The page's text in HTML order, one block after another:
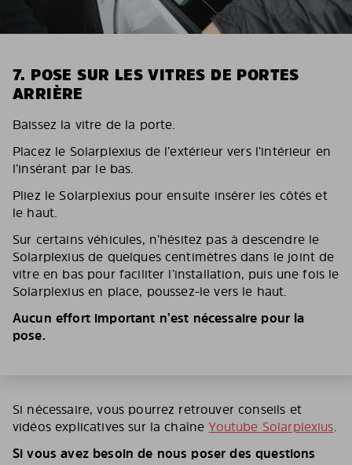
7. POSE SUR LES VITRES DE PORTES
ARRIÈRE
Baissez la vitre de la porte.
Placez le Solarplexius de l’extérieur vers l’intérieur en
l’insérant par le bas.
Pliez le Solarplexius pour ensuite insérer les côtés et
le haut.
Sur certains véhicules, n’hésitez pas à descendre le
Solarplexius de quelques centimètres dans le joint de
vitre en bas pour faciliter l’installation, puis une fois le
Solarplexius en place, poussez-le vers le haut.
Aucun effort important n’est nécessaire pour la
pose.
Si nécessaire, vous pourrez retrouver conseils et
vidéos explicatives sur la chaîneYoutube Solarplexius.
Si vous avez besoin de nous poser des questions